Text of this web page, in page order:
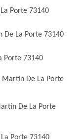
Porte 73140
De La Porte 73140
Porte 73140
Martin De La Porte
De La Porte